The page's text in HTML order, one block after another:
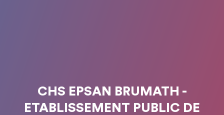
CHS EPSAN BRUMATH -
ETABLISSEMENT PUBLIC DE